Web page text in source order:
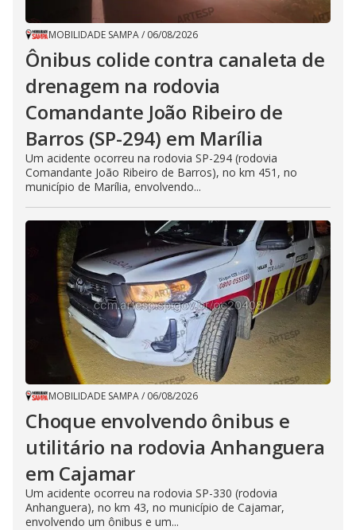
MOBILIDADE SAMPA/ 06/08/2026
Ônibus colide contra canaleta de
drenagem na rodovia
Comandante João Ribeiro de
Barros (SP-294) em Marília
Um acidente ocorreu na rodovia SP-294 (rodovia
Comandante João Ribeiro de Barros), no km 451, no
município de Marília, envolvendo...
MOBILIDADE SAMPA/ 06/08/2026
Choque envolvendo ônibus e
utilitário na rodovia Anhanguera
em Cajamar
Um acidente ocorreu na rodovia SP-330 (rodovia
Anhanguera), no km 43, no município de Cajamar,
envolvendo um ônibus e um...